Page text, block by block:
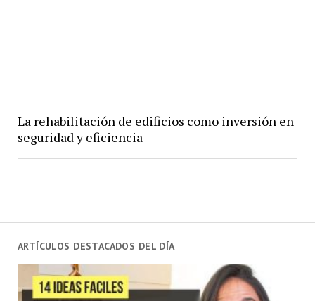
ARTÍCULOS DESTACADOS DEL DÍA
La rehabilitación de edificios como inversión en
seguridad y eficiencia